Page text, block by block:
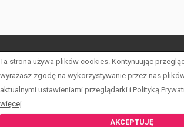
START
LISTA OFERT
FORMULARZE
Ta strona używa plików cookies. Kontynuując
wyrażasz zgodę na wykorzystywanie przez nas
aktualnymi ustawieniami przeglądarki i Polityką
więcej
AKCEPTUJĘ